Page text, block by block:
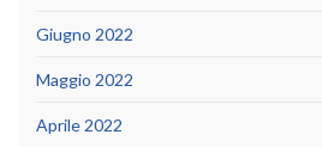
Giugno 2022
Maggio 2022
Aprile 2022